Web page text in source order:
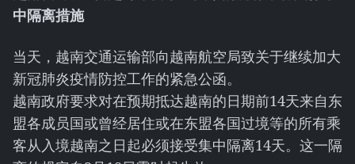
中隔离措施
当天，越南交通运输部向越南航空局致关于继续加大
新冠肺炎疫情防控工作的紧急公函。
越南政府要求对在预期抵达越南的日期前14天来自东
盟各成员国或曾经居住或在东盟各国过境等的所有乘
客从入境越南之日起必须接受集中隔离14天。这一隔